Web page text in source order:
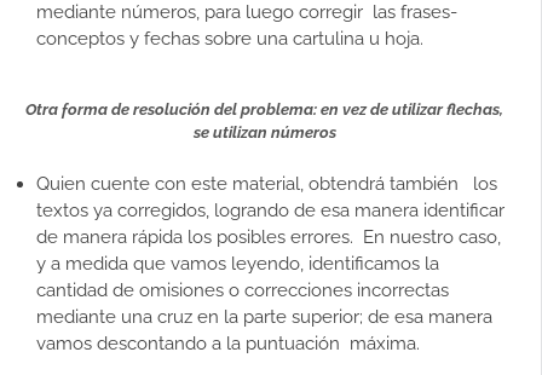
mediante números, para luego corregir las frases-
conceptos y fechas sobre una cartulina u hoja.
Otra forma de resolución del problema: en vez de utilizar flechas,
se utilizan números
Quien cuente con este material, obtendrá también los
textos ya corregidos, logrando de esa manera identificar
de manera rápida los posibles errores. En nuestro caso,
y a medida que vamos leyendo, identificamos la
cantidad de omisiones o correcciones incorrectas
mediante una cruz en la parte superior; de esa manera
vamos descontando a la puntuación máxima.